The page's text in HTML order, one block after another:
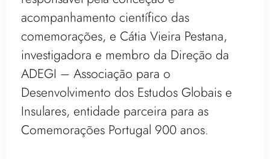
acompanhamento científico das
comemorações, e Cátia Vieira Pestana,
investigadora e membro da Direção da
ADEGI – Associação para o
Desenvolvimento dos Estudos Globais e
Insulares, entidade parceira para as
Comemorações Portugal 900 anos.